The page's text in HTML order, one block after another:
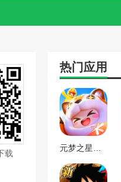
载
热门应用